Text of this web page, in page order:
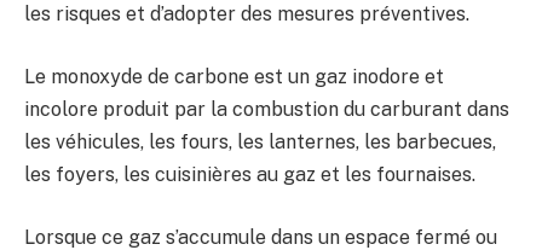
les risques et d’adopter des mesures préventives.
Le monoxyde de carbone est un gaz inodore et
incolore produit par la combustion du carburant dans
les véhicules, les fours, les lanternes, les barbecues,
les foyers, les cuisinières au gaz et les fournaises.
Lorsque ce gaz s’accumule dans un espace fermé ou